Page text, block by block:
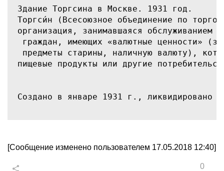
Здание Торгсина в Москве. 1931 год.
Торгси́н (Всесоюзное объединение по
организация, занимавшаяся обслуживанием
граждан, имеющих «валютные ценности»
предметы старины, наличную валюту),
пищевые продукты или другие
Создано в январе 1931 г., ликвидировано
[Сообщение изменено пользователем 17.05.2018 12:40]
0